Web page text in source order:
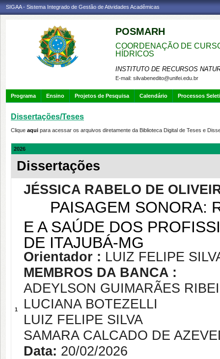
SIGAA - Sistema Integrado de Gestão de Atividades Acadêmicas
POSMARH
COORDENAÇÃO DE
HÍDRICOS
INSTITUTO DE RECURSOS
E-mail: silvabenedito@unifei.edu.br
Programa Ensino Projetos de Pesquisa Calendário Processos
Dissertações/Teses
Clique aqui para acessar os arquivos diretamente da Biblioteca Digital de Teses e
2026
Dissertações
1
JÉSSICA RABELO DE
PAISAGEM SONORA:
E A SAÚDE DOS
DE ITAJUBÁ-MG
Orientador : LUIZ FELIPE
MEMBROS DA BANCA :
ADEYLSON GUIMARÃES
LUCIANA BOTEZELLI
LUIZ FELIPE SILVA
SAMARA CALCADO DE
Data: 20/02/2026